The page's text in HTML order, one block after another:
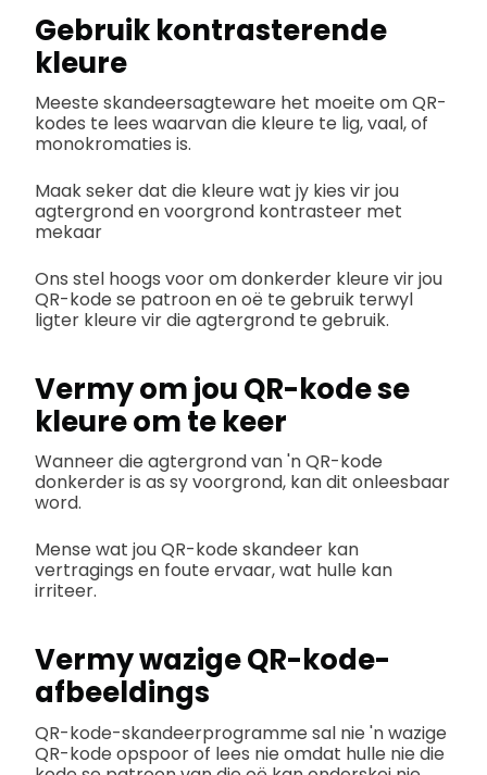
Gebruik kontrasterende
kleure
Meeste skandeersagteware het moeite om QR-
kodes te lees waarvan die kleure te lig, vaal, of
monokromaties is.
Maak seker dat die kleure wat jy kies vir jou
agtergrond en voorgrond kontrasteer met
mekaar
Ons stel hoogs voor om donkerder kleure vir jou
QR-kode se patroon en oë te gebruik terwyl
ligter kleure vir die agtergrond te gebruik.
Vermy om jou QR-kode se
kleure om te keer
Wanneer die agtergrond van 'n QR-kode
donkerder is as sy voorgrond, kan dit onleesbaar
word.
Mense wat jou QR-kode skandeer kan
vertragings en foute ervaar, wat hulle kan
irriteer.
Vermy wazige QR-kode-
afbeeldings
QR-kode-skandeerprogramme sal nie 'n wazige
QR-kode opspoor of lees nie omdat hulle nie die